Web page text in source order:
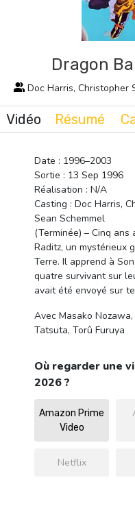
Dragon
Doc Harris, Christopher
Vidéo Résumé
Date : 1996–2003
Sortie : 13 Sep 1996
Réalisation : N/A
Casting : Doc Harris,
Sean Schemmel
(Terminée) – Cinq ans
Raditz, un mystérieux
Terre. Il apprend à
quatre survivant sur
avait été envoyé sur
Avec Masako Nozawa,
Tatsuta, Torû Furuya
Où regarder une
2026 ?
Amazon Prime
Video
Netflix